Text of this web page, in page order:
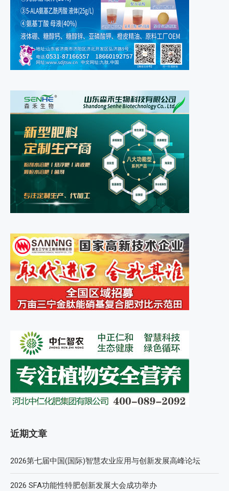
近期文章
2026第七届中国(国际)智慧农业应用与创新发展高峰论坛
2026 SFA功能性特肥创新发展大会成功举办